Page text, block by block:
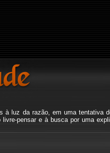
à luz da razão, em uma tentativa
pensar e à busca por uma